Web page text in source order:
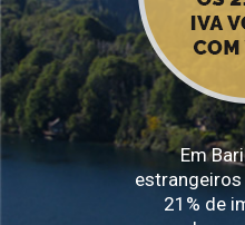
Em
21% de